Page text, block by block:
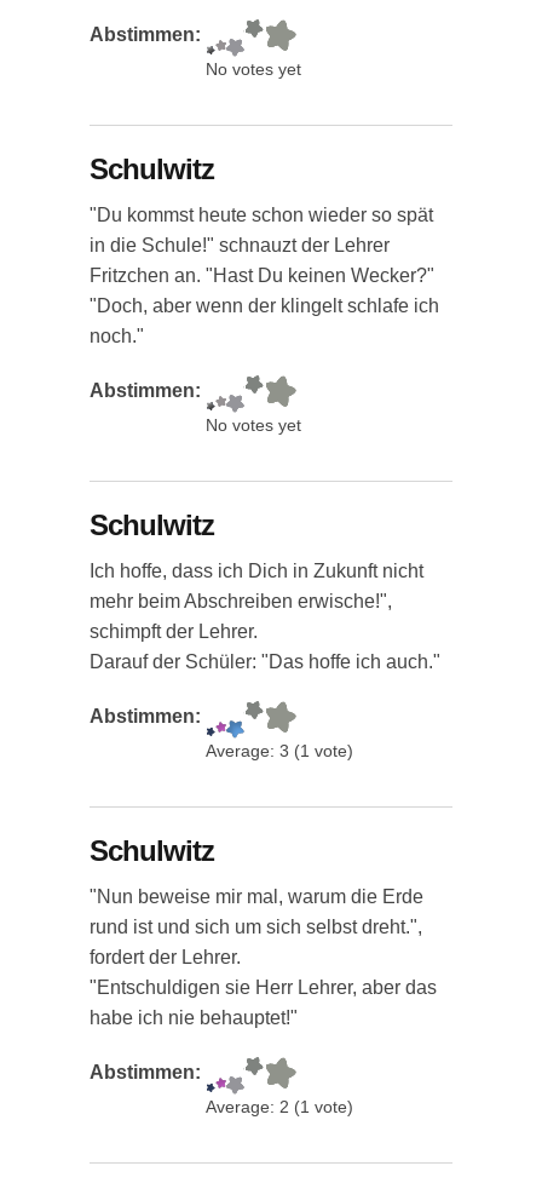
Abstimmen:
No votes yet
Schulwitz
"Du kommst heute schon wieder so spät
in die Schule!" schnauzt der Lehrer
Fritzchen an. "Hast Du keinen Wecker?"
"Doch, aber wenn der klingelt schlafe ich
noch."
Abstimmen:
No votes yet
Schulwitz
Ich hoffe, dass ich Dich in Zukunft nicht
mehr beim Abschreiben erwische!",
schimpft der Lehrer.
Darauf der Schüler: "Das hoffe ich auch."
Abstimmen:
Average: 3 (1 vote)
Schulwitz
"Nun beweise mir mal, warum die Erde
rund ist und sich um sich selbst dreht.",
fordert der Lehrer.
"Entschuldigen sie Herr Lehrer, aber das
habe ich nie behauptet!"
Abstimmen:
Average: 2 (1 vote)